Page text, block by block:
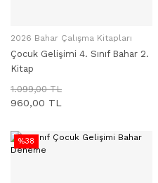
SEPETE EKLE
2026 Bahar Çalışma Kitapları
Çocuk Gelişimi 4. Sınıf Bahar 2.
Kitap
1.099,00 TL
960,00 TL
%38